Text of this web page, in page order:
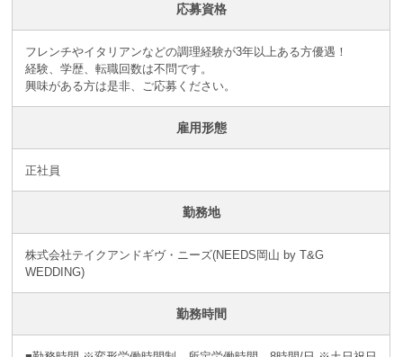
応募資格
フレンチやイタリアンなどの調理経験が3年以上ある方優遇！
経験、学歴、転職回数は不問です。
興味がある方は是非、ご応募ください。
雇用形態
正社員
勤務地
株式会社テイクアンドギヴ・ニーズ(NEEDS岡山 by T&G
WEDDING)
勤務時間